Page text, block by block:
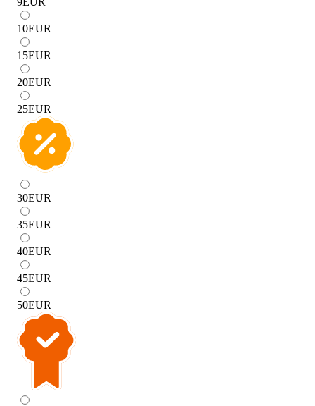
10EUR
15EUR
20EUR
25EUR
30EUR
35EUR
40EUR
45EUR
50EUR